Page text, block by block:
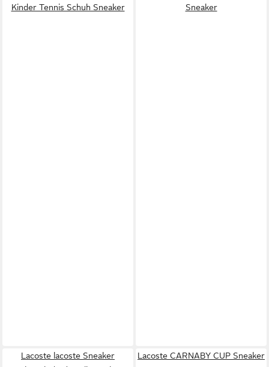
Kinder Tennis Schuh Sneaker
Sneaker
Lacoste lacoste Sneaker
Lacoste CARNABY CUP Sneaker